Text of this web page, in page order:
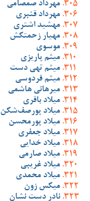
مهرداد صمصامی
مهرداد قنبری
مهشید اشتری
مهیار زحمتکش
موسوی
میثم پاریزی
میثم تهی دست
میثم فردوسی
میرهانی هاشمی
میلاد باقری
میلاد پورصف‌شکن
میلاد پورمحسن
میلاد جعفری
میلاد خدایی
میلاد صارمی
میلاد غریبی
میلاد محمدی
میکس زون
نادر دست نشان